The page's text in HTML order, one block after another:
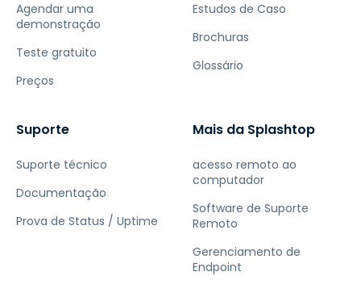
Agendar uma
demonstração
Teste gratuito
Preços
Estudos de Caso
Brochuras
Glossário
Suporte
Suporte técnico
Documentação
Prova de Status / Uptime
Mais da Splashtop
acesso remoto ao
computador
Software de Suporte
Remoto
Gerenciamento de
Endpoint